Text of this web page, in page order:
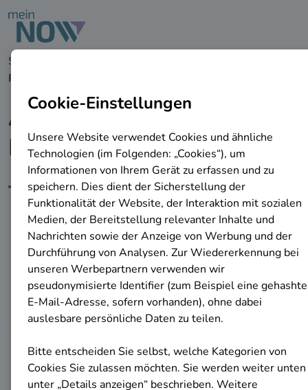
zu den Hauptinhalten springen
Startseite
Prämie in Bremen
Aufstiegsfortbildungs-
Prämie in Bremen
Fördermöglichkeiten für Ihre
Weiterbildung: Wichtige Infos zur
Aufstiegsfortbildungs-Prämie –
Voraussetzungen, Höhe, Antrag.